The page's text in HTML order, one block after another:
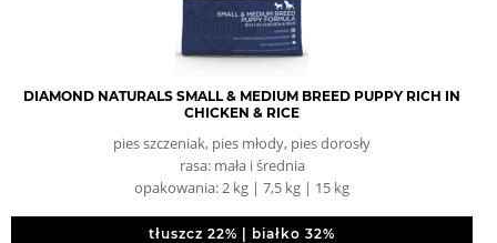
DIAMOND NATURALS SMALL & MEDIUM BREED PUPPY RICH IN
CHICKEN & RICE
pies szczeniak, pies młody, pies dorosły
rasa: mała i średnia
opakowania: 2 kg | 7,5 kg | 15 kg
tłuszcz 22% | białko 32%